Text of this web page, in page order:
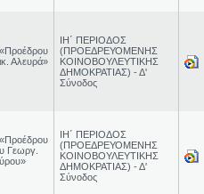
Αλευρά»
ΙΗ΄ ΠΕΡΙΟΔΟΣ
(ΠΡΟΕΔΡΕΥΟΜΕΝΗΣ
ΚΟΙΝΟΒΟΥΛΕΥΤΙΚΗΣ
ΔΗΜΟΚΡΑΤΙΑΣ) - Δ'
Σύνοδος
Γεωργ.
ΙΗ΄ ΠΕΡΙΟΔΟΣ
(ΠΡΟΕΔΡΕΥΟΜΕΝΗΣ
ΚΟΙΝΟΒΟΥΛΕΥΤΙΚΗΣ
ΔΗΜΟΚΡΑΤΙΑΣ) - Δ'
Σύνοδος